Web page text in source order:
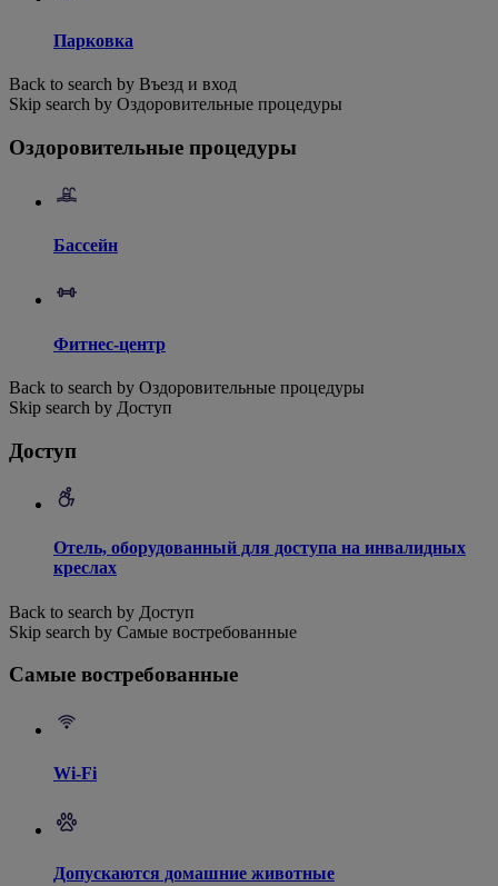
Парковка
Back to search by Въезд и вход
Skip search by Оздоровительные процедуры
Оздоровительные процедуры
Бассейн
Фитнес-центр
Back to search by Оздоровительные процедуры
Skip search by Доступ
Доступ
Отель, оборудованный для доступа на инвалидных
креслах
Back to search by Доступ
Skip search by Самые востребованные
Самые востребованные
Wi-Fi
Допускаются домашние животные